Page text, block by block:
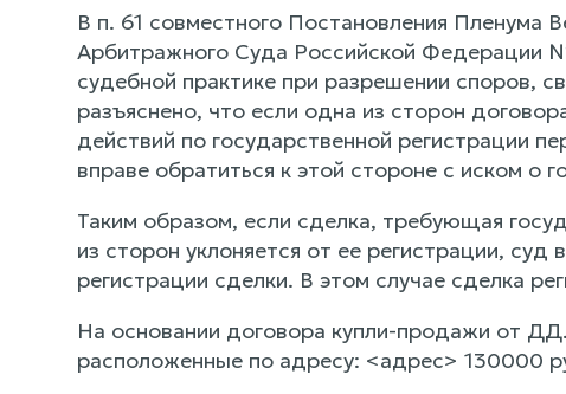
В п. 61 совместного Постановления
Арбитражного Суда Российской Федерации
судебной практике при разрешении споров,
разъяснено, что если одна из сторон
действий по государственной регистрации
вправе обратиться к этой стороне с иском о
Таким образом, если сделка, требующая
из сторон уклоняется от ее регистрации,
регистрации сделки. В этом случае сделка
На основании договора купли-продажи от
расположенные по адресу: <адрес> 130000